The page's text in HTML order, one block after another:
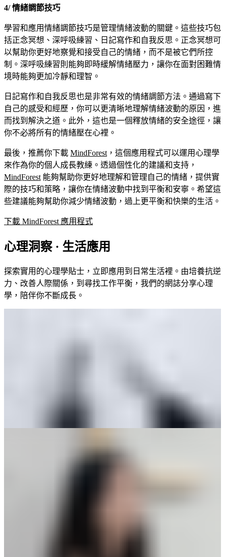
4/ 情緒調節技巧
學習和應用情緒調節技巧是管理情緒波動的關鍵。這些技巧包
括正念冥想、深呼吸練習、日記寫作和自我反思。正念冥想可
以幫助你更好地察覺和接受自己的情緒，而不是被它們所控
制。深呼吸練習則能夠即時緩解情緒壓力，讓你在面對困難情
境時能夠更加冷靜和理智。
日記寫作和自我反思也是非常有效的情緒調節方法。通過寫下
自己的感受和經歷，你可以更清晰地理解情緒波動的原因，進
而找到解決之道。此外，這也是一個釋放情緒的安全途徑，讓
你不必將所有的情緒壓在心裡。
最後，推薦你下載 MindForest ，這個應用程式可以運用心理學
來作為你的個人成長教練。透過個性化的建議和支持，
MindForest 能夠幫助你更好地理解和管理自己的情緒，提供實
際的技巧和策略，讓你在情緒波動中找到平衡和安寧。希望這
些建議能夠幫助你減少情緒波動，過上更平衡和快樂的生活。
下載 MindForest 應用程式
心理洞察 · 生活應用
探索實用的心理學貼士，立即應用到日常生活裡。由培養抗逆
力、改善人際關係，到尋找工作平衡，我們的網誌分享心理
學，陪伴你不斷成長。